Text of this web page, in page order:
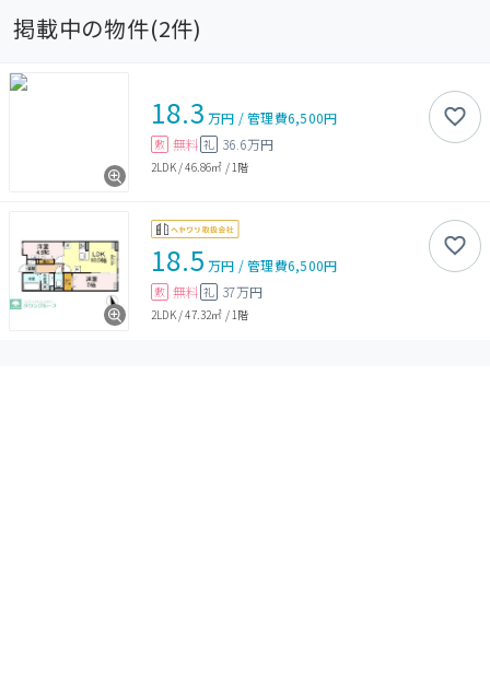
掲載中の物件(2件)
18.3 万円 /管理費6,500円
敷 無料 礼 36.6万円
2LDK/46.86㎡ / 1階
18.5 万円 /管理費6,500円
敷 無料 礼 37万円
2LDK/47.32㎡ /1階